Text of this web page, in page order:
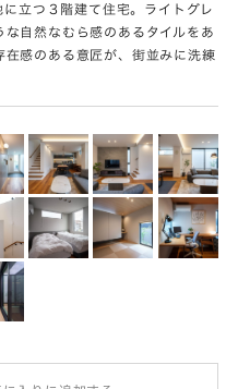
立つ３階建て住宅。ライトグレ
自然なむら感のあるタイルをあ
在感のある意匠が、街並みに洗練